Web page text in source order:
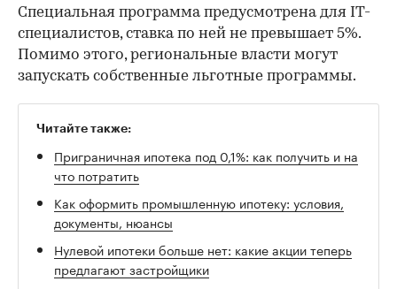
Специальная программа предусмотрена для IТ-
специалистов, ставка по ней не превышает 5%.
Помимо этого, региональные власти могут
запускать собственные льготные программы.
Читайте также:
Приграничная ипотека под 0,1%: как получить и на
что потратить
Как оформить промышленную ипотеку: условия,
документы, нюансы
Нулевой ипотеки больше нет: какие акции теперь
предлагают застройщики